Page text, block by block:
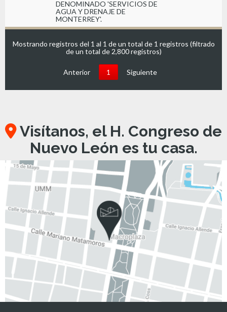
DENOMINADO 'SERVICIOS DE
AGUA Y DRENAJE DE
MONTERREY'.
Mostrando registros del 1 al 1 de un total de 1 registros (filtrado
de un total de 2,800 registros)
Anterior 1 Siguiente
Visítanos, el H. Congreso de
Nuevo León es tu casa.